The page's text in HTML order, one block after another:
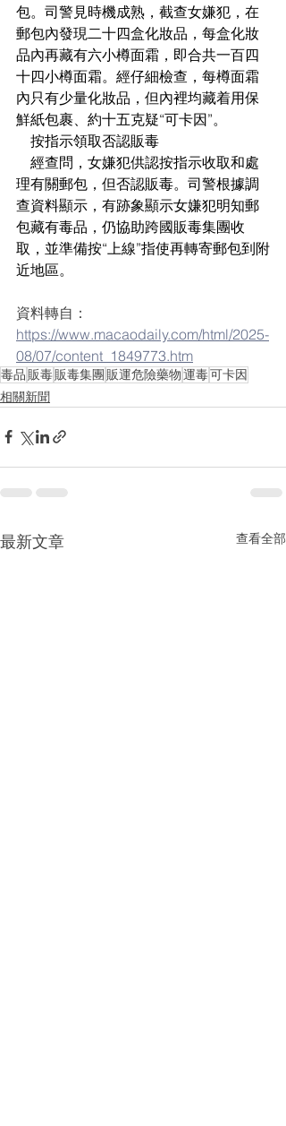
包。司警見時機成熟，截查女嫌犯，在
郵包內發現二十四盒化妝品，每盒化妝
品內再藏有六小樽面霜，即合共一百四
十四小樽面霜。經仔細檢查，每樽面霜
內只有少量化妝品，但內裡均藏着用保
鮮紙包裹、約十五克疑“可卡因”。
按指示領取否認販毒
經查問，女嫌犯供認按指示收取和處
理有關郵包，但否認販毒。司警根據調
查資料顯示，有跡象顯示女嫌犯明知郵
包藏有毒品，仍協助跨國販毒集團收
取，並準備按“上線”指使再轉寄郵包到附
近地區。
資料轉自：
https://www.macaodaily.com/html/2025-
08/07/content_1849773.htm
毒品販毒販毒集團販運危險藥物運毒可卡因
相關新聞
最新文章 查看全部